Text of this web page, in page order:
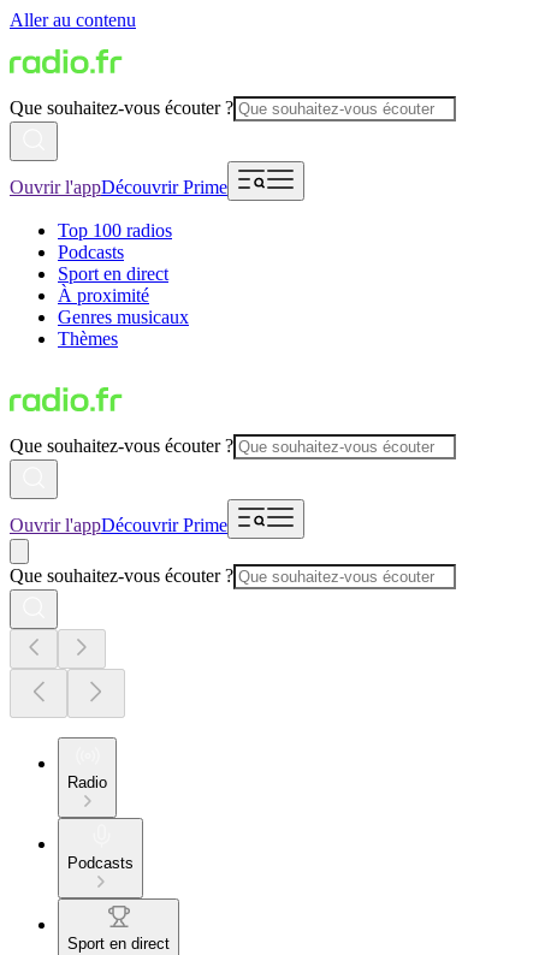
Aller au contenu
Que souhaitez-vous écouter ?
Ouvrir l'appDécouvrir Prime
Top 100 radios
Podcasts
Sport en direct
À proximité
Genres musicaux
Thèmes
Que souhaitez-vous écouter ?
Ouvrir l'appDécouvrir Prime
Que souhaitez-vous écouter ?
Radio
Podcasts
Sport en direct